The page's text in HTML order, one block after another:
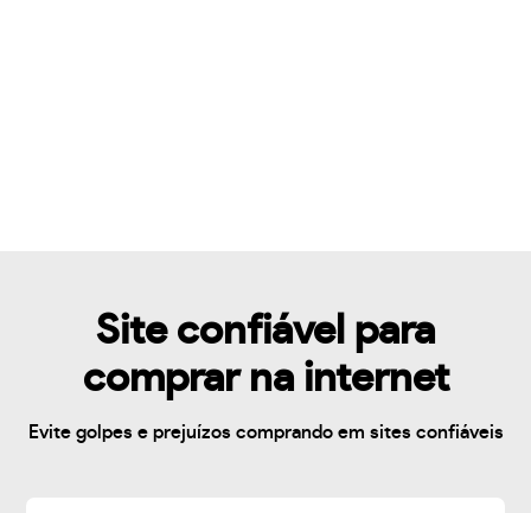
Site confiável para
comprar na internet
Evite golpes e prejuízos comprando em sites confiáveis